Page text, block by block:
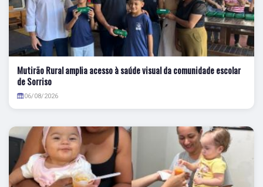
Mutirão Rural amplia acesso à saúde visual da comunidade escolar
de Sorriso
06/08/2026